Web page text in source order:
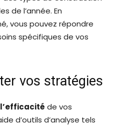
de l’année. En
vous pouvez répondre
spécifiques de vos
vos stratégies
de vos
d’outils d’analyse tels